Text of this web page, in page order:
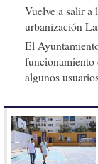
Vuelve a salir a
urbanización
El
funcionamiento
algunos